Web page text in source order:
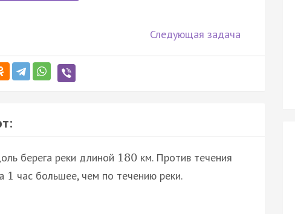
Следующая задача
берега реки длиной 180 км. Против течения
1 час большее, чем по течению реки.